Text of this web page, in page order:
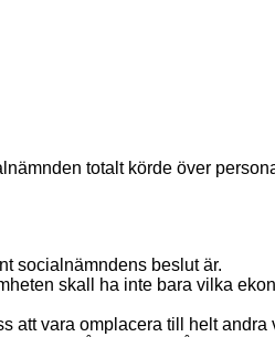
totalt körde över
socialnämndens beslut är.
skall ha inte bara vilka
att vara omplacera till helt